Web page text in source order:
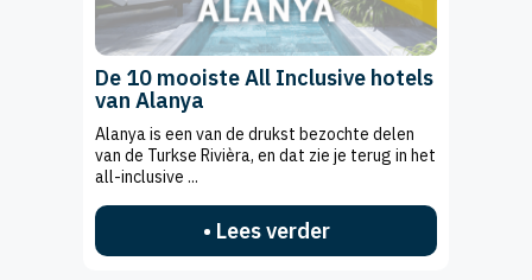
De 10 mooiste All Inclusive hotels
van Alanya
Alanya is een van de drukst bezochte delen
van de Turkse Rivièra, en dat zie je terug in het
all-inclusive ...
• Lees verder